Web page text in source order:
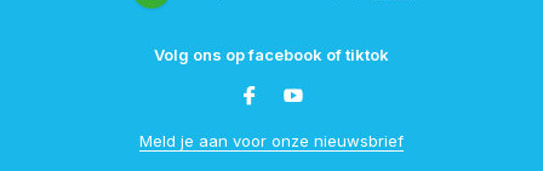
Volg ons op facebook of tiktok
Meld je aan voor onze nieuwsbrief